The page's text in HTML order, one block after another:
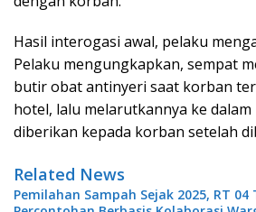
Hasil interogasi awal, pelaku
Pelaku mengungkapkan, sempat
butir obat antinyeri saat korban
hotel, lalu melarutkannya ke
diberikan kepada korban setelah
Related News
Pemilahan Sampah Sejak 2025, RT